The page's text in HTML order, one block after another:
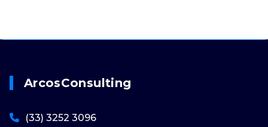
ArcosConsulting
(33) 3252 3096